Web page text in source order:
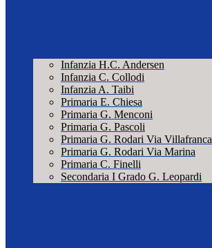
Infanzia H.C. Andersen
Infanzia C. Collodi
Infanzia A. Taibi
Primaria E. Chiesa
Primaria G. Menconi
Primaria G. Pascoli
Primaria G. Rodari Via Villafranca
Primaria G. Rodari Via Marina
Primaria C. Finelli
Secondaria I Grado G. Leopardi